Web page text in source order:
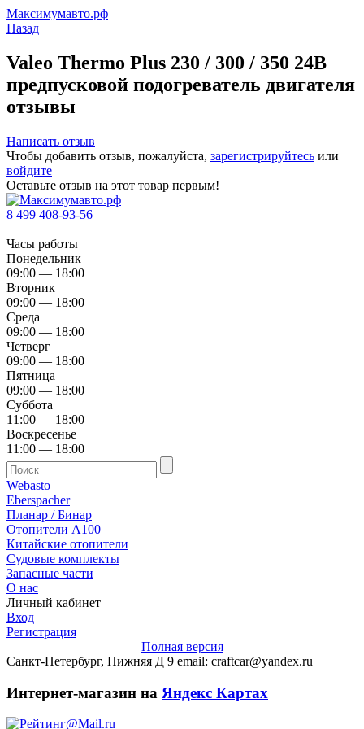
Максимумавто.рф
Назад
Valeo Thermo Plus 230 / 300 / 350 24В
предпусковой подогреватель двигателя
отзывы
Написать отзыв
Чтобы добавить отзыв, пожалуйста, зарегистрируйтесь или
войдите
Оставьте отзыв на этот товар первым!
8 499 408-93-56
Часы работы
Понедельник
09:00 — 18:00
Вторник
09:00 — 18:00
Среда
09:00 — 18:00
Четверг
09:00 — 18:00
Пятница
09:00 — 18:00
Суббота
11:00 — 18:00
Воскресенье
11:00 — 18:00
Webasto
Eberspacher
Планар / Бинар
Отопители А100
Китайские отопители
Судовые комплекты
Запасные части
О нас
Личный кабинет
Вход
Регистрация
Полная версия
Санкт-Петербург, Нижняя Д 9 email: craftcar@yandex.ru
Интернет-магазин на Яндекс Картах